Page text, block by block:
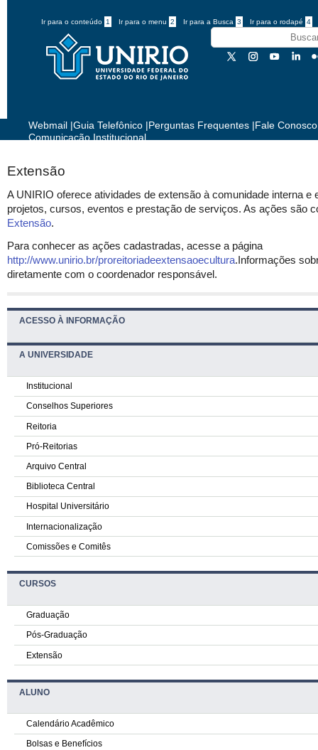
Ir para o conteúdo 1 Ir para o menu 2 Ir para a Busca 3 Ir para o rodapé 4
Webmail |Guia Telefônico |Perguntas Frequentes |Fale Conosco
Comunicação Institucional
ACESSO À INFORMAÇÃO
A UNIVERSIDADE
Institucional
Conselhos Superiores
Reitoria
Pró-Reitorias
Arquivo Central
Biblioteca Central
Hospital Universitário
Internacionalização
Comissões e Comitês
CURSOS
Graduação
Pós-Graduação
Extensão
ALUNO
Calendário Acadêmico
Bolsas e Benefícios
Extensão
A UNIRIO oferece atividades de extensão à comunidade interna e
projetos, cursos, eventos e prestação de serviços. As ações são
Extensão.
Para conhecer as ações cadastradas, acesse a página
http://www.unirio.br/proreitoriadeextensaoecultura.Informações
diretamente com o coordenador responsável.